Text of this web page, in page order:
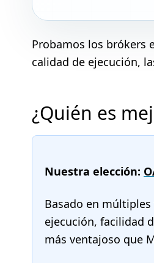
Probamos los brókers
calidad de ejecución,
¿Quién es
Nuestra elección:
Basado en
ejecución, facilidad
más ventajoso que